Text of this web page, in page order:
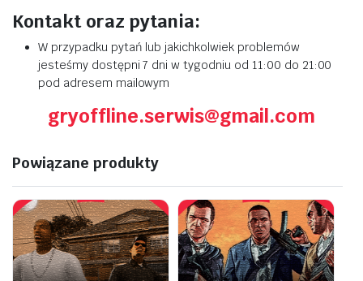
Kontakt oraz pytania:
W przypadku pytań lub jakichkolwiek problemów
jesteśmy dostępni 7 dni w tygodniu od 11:00 do 21:00
pod adresem mailowym
gryoffline.serwis@gmail.com
Powiązane produkty